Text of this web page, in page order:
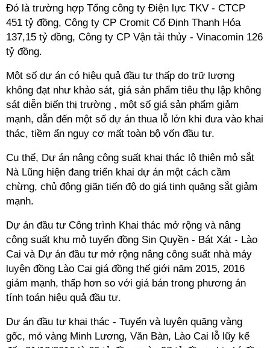
Đó là trường hợp Tổng công ty Điện lực TKV - CTCP
451 tỷ đồng, Công ty CP Cromit Cổ Định Thanh Hóa
137,15 tỷ đồng, Công ty CP Vận tải thủy - Vinacomin 126
tỷ đồng.
Một số dự án có hiệu quả đầu tư thấp do trữ lượng
không đạt như khảo sát, giá sản phẩm tiêu thụ lập không
sát diễn biến thị trường , một số giá sản phẩm giảm
mạnh, dẫn đến một số dự án thua lỗ lớn khi đưa vào khai
thác, tiềm ẩn nguy cơ mất toàn bộ vốn đầu tư.
Cụ thể, Dự án nâng công suất khai thác lộ thiên mỏ sắt
Nà Lũng hiện đang triển khai dự án một cách cầm
chừng, chủ động giãn tiến độ do giá tinh quặng sắt giảm
mạnh.
Dự án đầu tư Công trình Khai thác mở rộng và nâng
công suất khu mỏ tuyển đồng Sin Quyền - Bát Xát - Lào
Cai và Dự án đầu tư mở rộng nâng công suất nhà máy
luyện đồng Lào Cai giá đồng thế giới năm 2015, 2016
giảm mạnh, thấp hơn so với giá bán trong phương án
tính toán hiệu quả đầu tư.
Dự án đầu tư khai thác - Tuyển và luyện quặng vàng
gốc, mỏ vàng Minh Lương, Văn Bàn, Lào Cai lỗ lũy kế